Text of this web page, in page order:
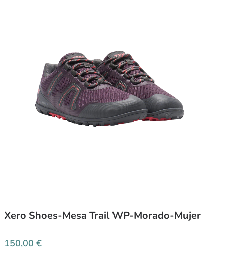
Xero Shoes-Mesa Trail WP-Morado-Mujer
150,00 €